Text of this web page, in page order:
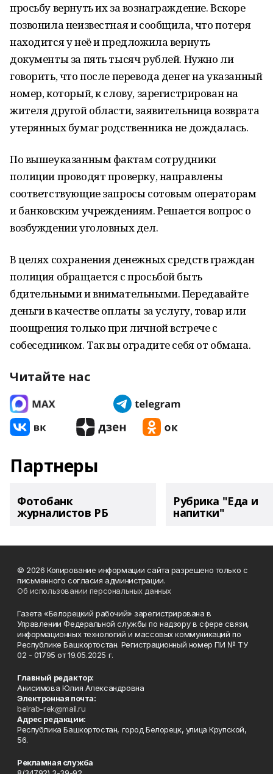
просьбу вернуть их за вознаграждение. Вскоре
позвонила неизвестная и сообщила, что потеря
находится у неё и предложила вернуть
документы за пять тысяч рублей. Нужно ли
говорить, что после перевода денег на указанный
номер, который, к слову, зарегистрирован на
жителя другой области, заявительница возврата
утерянных бумаг родственника не дождалась.
По вышеуказанным фактам сотрудники
полиции проводят проверку, направлены
соответствующие запросы сотовым операторам
и банковским учреждениям. Решается вопрос о
возбуждении уголовных дел.
В целях сохранения денежных средств граждан
полиция обращается с просьбой быть
бдительными и внимательными. Передавайте
деньги в качестве оплаты за услугу, товар или
поощрения только при личной встрече с
собеседником. Так вы оградите себя от обмана.
Читайте нас
Партнеры
Фотобанк
журналистов РБ
Рубрика "Еда и
напитки"
© 2026 Копирование информации сайта разрешено только с
письменного согласия администрации.
Об использовании персональных данных
Газета «Белорецкий рабочий» зарегистрирована в
Управлении Федеральной службы по надзору в сфере связи,
информационных технологий и массовых коммуникаций по
Республике Башкортостан. Регистрационный номер ПИ № ТУ
02 - 01795 от 19.05.2025 г.
Главный редактор:
Анисимова Юлия Александровна
Электронная почта:
belrab-rek@mail.ru
Адрес редакции:
Республика Башкортостан, город Белорецк, улица Крупской,
56.
Рекламная служба